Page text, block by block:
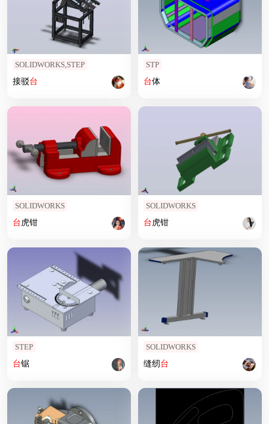
SOLIDWORKS,STEP
接驳台
STP
台体
SOLIDWORKS
台虎钳
SOLIDWORKS
台虎钳
STEP
台锯
SOLIDWORKS
缝纫台